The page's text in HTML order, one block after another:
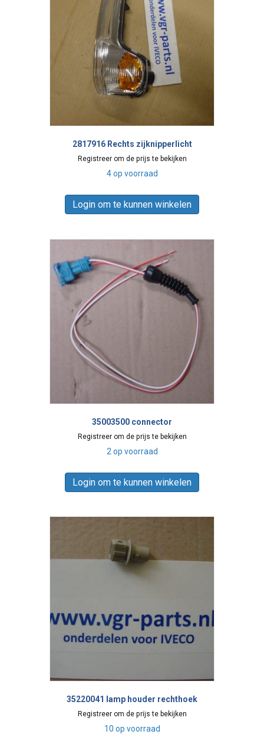
2817916 Rechts zijknipperlicht
Registreer om de prijs te bekijken
4 op voorraad
Login om te kunnen winkelen
35003500 connector
Registreer om de prijs te bekijken
2 op voorraad
Login om te kunnen winkelen
35220041 lamp houder rechthoek
Registreer om de prijs te bekijken
10 op voorraad